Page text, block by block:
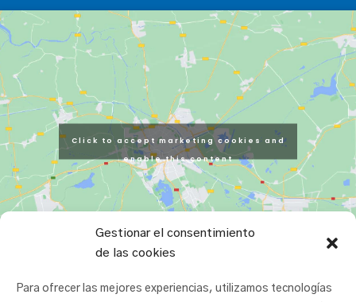
Gestionar el consentimiento
de las cookies
Para ofrecer las mejores experiencias, utilizamos tecnologías
Click to accept marketing cookies and
enable this content